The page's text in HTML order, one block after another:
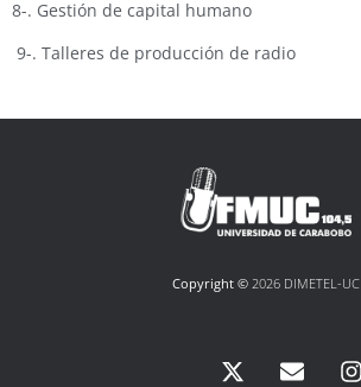
8-. Gestión de capital humano
9-. Talleres de producción de radio
Copyright © 2026 DIMETEL-UC